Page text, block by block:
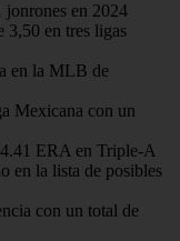
jonrones en 2024
3,50 en tres ligas
en la MLB de
Mexicana con un
ERA en Triple-A
en la lista de posibles
con un total de